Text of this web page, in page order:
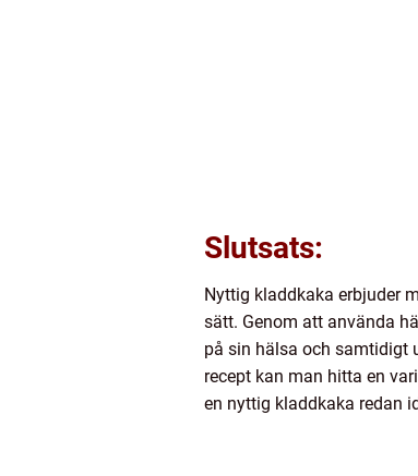
Slutsats:
Nyttig kladdkaka erbjuder
sätt. Genom att använda
på sin hälsa och samtidigt
recept kan man hitta en
en nyttig kladdkaka redan